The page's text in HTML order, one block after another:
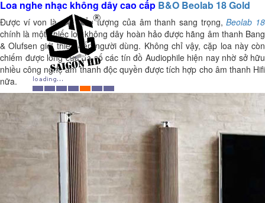
Loa nghe nhạc không dây cao cấp B&O Beolab 18 Gold
Được ví von là một biểu tượng của âm thanh sang trọng,Beolab 18
chính là một chiếc loa không dây hoàn hảo được hãng âm thanh Bang
& Olufsen giới thiệu đến người dùng. Không chỉ vậy, cặp loa này còn
chiếm được lòng của đa số các tín đồ Audiophile hiện nay nhờ sở hữu
nhiều công nghệ âm thanh độc quyền được tích hợp cho âm thanh Hifi
nữa.